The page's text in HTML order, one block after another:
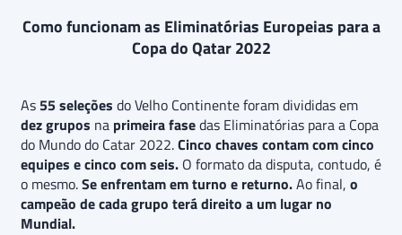
Como funcionam as Eliminatórias Europeias para a
Copa do Qatar 2022
As 55 seleções do Velho Continente foram divididas em
dez grupos na primeira fasedas Eliminatórias para a Copa
do Mundo do Catar 2022.Cinco chaves contam com cinco
equipes e cinco com seis. O formato da disputa, contudo, é
o mesmo.Se enfrentam em turno e returno.Ao final, o
campeão de cada grupo terá direito a um lugar no
Mundial.